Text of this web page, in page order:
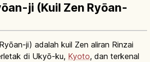
ji (Kuil Zen Ryōan-
ji) adalah kuil Zen aliran Rinzai
di Ukyō-ku, Kyoto, dan terkenal